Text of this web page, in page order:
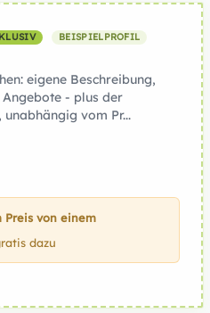
BEISPIELPROFIL
eigene Beschreibung,
- plus der
vom Pr...
Preis von einem
dazu